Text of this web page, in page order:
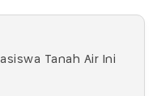
Tanah Air Ini